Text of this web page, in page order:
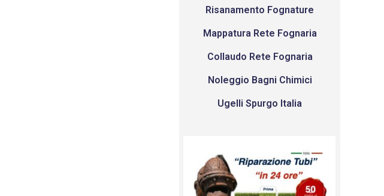
Risanamento Fognature
Mappatura Rete Fognaria
Collaudo Rete Fognaria
Noleggio Bagni Chimici
Ugelli Spurgo Italia